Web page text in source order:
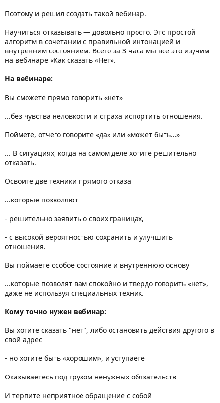
Поэтому и решил создать такой вебинар.
Научиться отказывать — довольно просто. Это простой
алгоритм в сочетании с правильной интонацией и
внутренним состоянием. Всего за 3 часа мы все это изучим
на вебинаре «Как сказать «Нет».
На вебинаре:
Вы сможете прямо говорить «нет»
...без чувства неловкости и страха испортить отношения.
Поймете, отчего говорите «да» или «может быть…»
... В ситуациях, когда на самом деле хотите решительно
отказать.
Освоите две техники прямого отказа
...которые позволяют
- решительно заявить о своих границах,
- с высокой вероятностью сохранить и улучшить
отношения.
Вы поймаете особое состояние и внутреннюю основу
...которые позволят вам спокойно и твёрдо говорить «нет»,
даже не используя специальных техник.
Кому точно нужен вебинар:
Вы хотите сказать "нет", либо остановить действия другого в
свой адрес
- но хотите быть «хорошим», и уступаете
Оказываетесь под грузом ненужных обязательств
И терпите неприятное обращение с собой